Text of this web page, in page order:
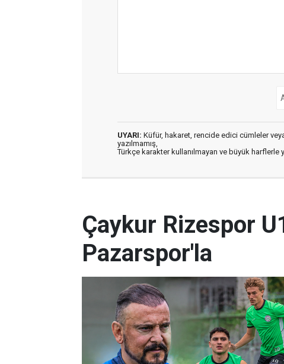
UYARI: Küfür, hakaret, rencide edici cümleler
yazılmamış,
Türkçe karakter kullanılmayan ve büyük harflerle
Çaykur Rizespor
Pazarspor'la